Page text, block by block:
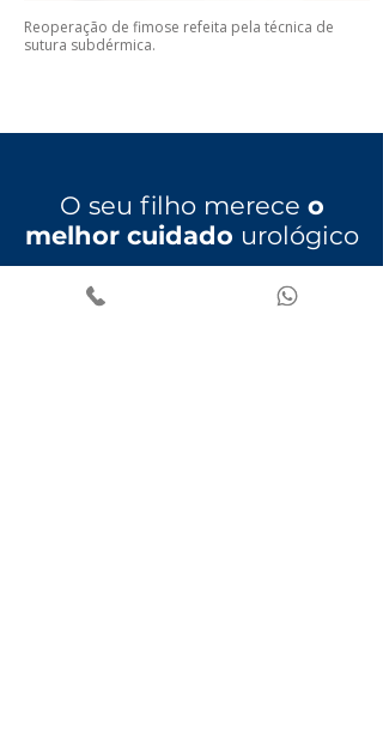
Reoperação de fimose refeita pela técnica de
sutura subdérmica.
O seu filho merece o
melhor cuidado urológico
Agende agora uma consulta e garanta
um tratamento de qualidade.